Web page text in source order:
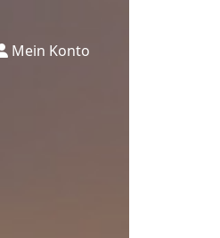
Mein Konto